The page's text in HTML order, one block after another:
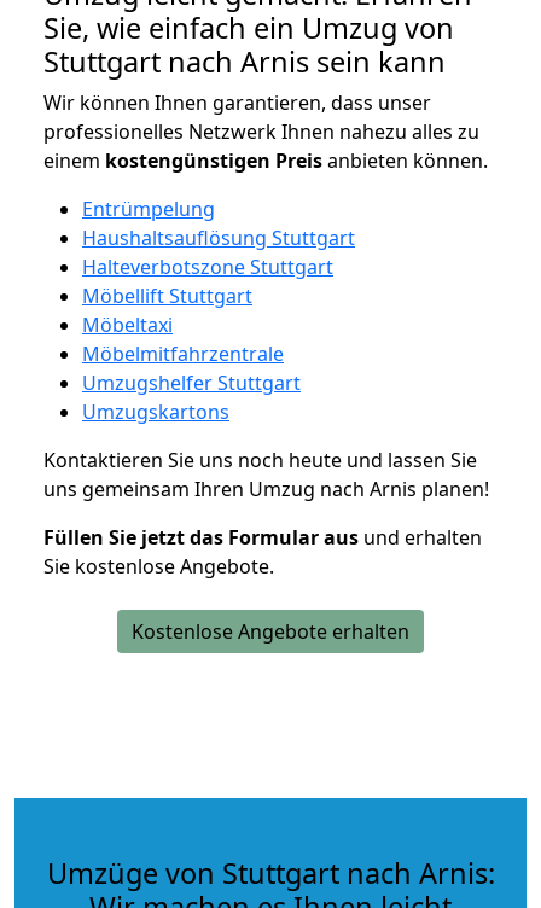
Sie, wie einfach ein Umzug von
Stuttgart nach Arnis sein kann
Wir können Ihnen garantieren, dass unser
professionelles Netzwerk Ihnen nahezu alles zu
einem kostengünstigen Preisanbieten können.
Entrümpelung
Haushaltsauflösung Stuttgart
Halteverbotszone Stuttgart
Möbellift Stuttgart
Möbeltaxi
Möbelmitfahrzentrale
Umzugshelfer Stuttgart
Umzugskartons
Kontaktieren Sie uns noch heute und lassen Sie
uns gemeinsam Ihren Umzug nach Arnis planen!
Füllen Sie jetzt das Formular aus und erhalten
Sie kostenlose Angebote.
Kostenlose Angebote erhalten
Umzüge von Stuttgart nach Arnis: